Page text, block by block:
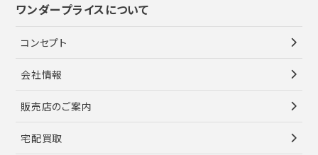
ワンダープライスについて
コンセプト
会社情報
販売店のご案内
宅配買取